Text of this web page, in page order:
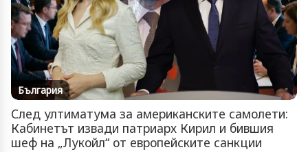
България
След ултиматума за американските самолети:
Кабинетът извади патриарх Кирил и бившия
шеф на „Лукойл“ от европейските санкции